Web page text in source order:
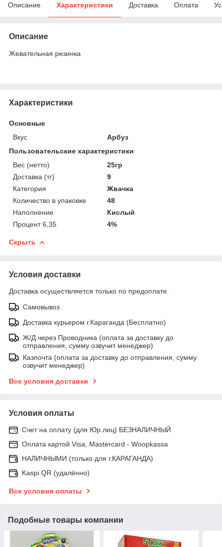
Описание Характеристики Доставка Оплата
Описание
Жевательная резинка
Характеристики
Основные
Вкус
Арбуз
Пользовательские характеристики
Вес (нетто)
25гр
Доставка (тг)
9
Категория
Жвачка
Количество в упаковке
48
Наполнение
Кислый
Процент 6,35
4%
Скрыть
Условия доставки
Доставка осуществляется только по предоплате.
Самовывоз
Доставка курьером г.Караганда (Бесплатно)
Ж/Д через Проводника (оплата за доставку до
отправления, сумму озвучит менеджер)
Казпочта (оплата за доставку до отправления, сумму
озвучит менеджер)
Все условия доставки
Условия оплаты
Счет на оплату (для Юр.лиц) БЕЗНАЛИЧНЫЙ
Оплата картой Visa, Mastercard - Woopkassa
НАЛИЧНЫМИ (только для г.КАРАГАНДА)
Kaspi QR (удалённо)
Все условия оплаты
Подобные товары компании